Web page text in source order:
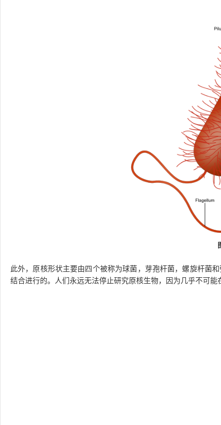
此外，原核形状主要由四个被称为球菌，芽孢杆菌，螺旋杆菌
结合进行的。人们永远无法停止研究原核生物，因为几乎不可